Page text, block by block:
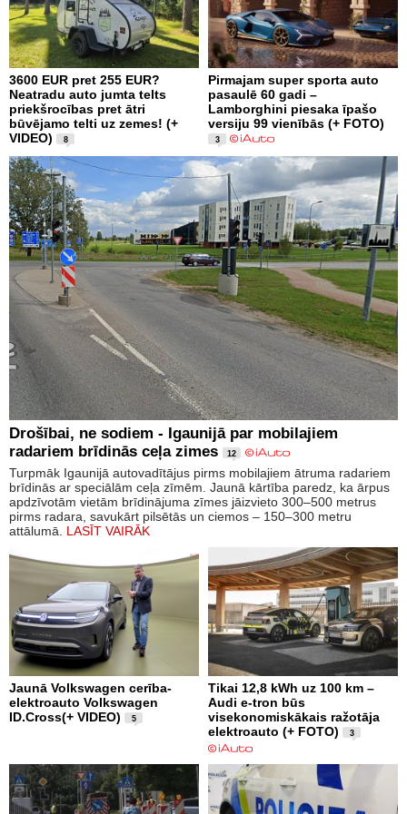
3600 EUR pret 255 EUR?
Neatradu auto jumta telts
priekšrocības pret ātri
būvējamo telti uz zemes! (+
VIDEO)
8
Pirmajam super sporta auto
pasaulē 60 gadi –
Lamborghini piesaka īpašo
versiju 99 vienībās (+ FOTO)
3
Drošībai, ne sodiem - Igaunijā par mobilajiem
radariem brīdinās ceļa zimes
12
Turpmāk Igaunijā autovadītājus pirms mobilajiem ātruma radariem
brīdinās ar speciālām ceļa zīmēm. Jaunā kārtība paredz, ka ārpus
apdzīvotām vietām brīdinājuma zīmes jāizvieto 300–500 metrus
pirms radara, savukārt pilsētās un ciemos – 150–300 metru
attālumā. LASĪT VAIRĀK
Jaunā Volkswagen cerība-
elektroauto Volkswagen
ID.Cross(+ VIDEO)
5
Tikai 12,8 kWh uz 100 km –
Audi e-tron būs
visekonomiskākais ražotāja
elektroauto (+ FOTO)
3